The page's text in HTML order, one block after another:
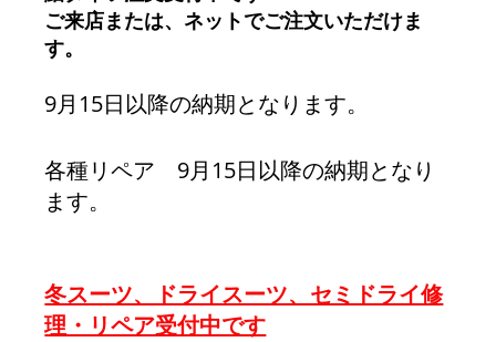
ご来店または、ネットでご注文いただけま
す。
9月15日以降の納期となります。
各種リペア　9月15日以降の納期となり
ます。
冬スーツ、ドライスーツ、セミドライ修
理・リペア受付中です